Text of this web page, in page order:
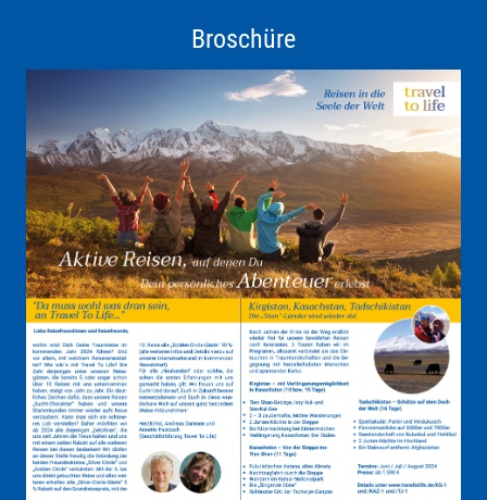
Broschüre